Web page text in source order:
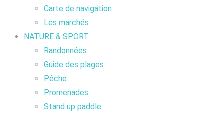
Carte de navigation
Les marchés
NATURE & SPORT
Randonnées
Guide des plages
Pêche
Promenades
Stand up paddle